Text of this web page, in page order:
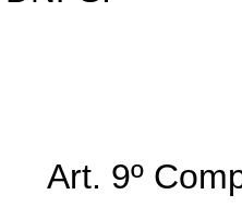
Art. 9º